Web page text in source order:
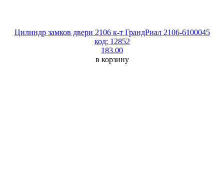
Цилиндр замков двери 2106 к-т ГрандРиал 2106-6100045
код: 12852
183.00
в корзину